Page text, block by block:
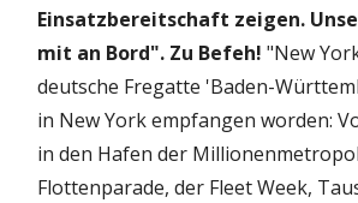
Einsatzbereitschaft zeigen.
mit an Bord". Zu Befeh! "New
deutsche Fregatte 'Baden-
in New York empfangen worden:
in den Hafen der
Flottenparade, der Fleet Week,